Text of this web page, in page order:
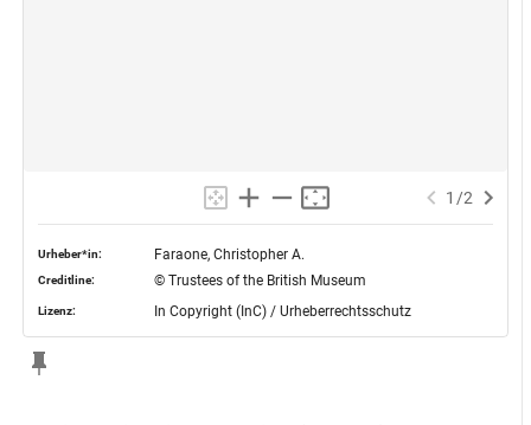
1 /2
Urheber*in: Faraone, Christopher A.
Creditline: © Trustees of the British Museum
Lizenz: In Copyright (InC) / Urheberrechtsschutz